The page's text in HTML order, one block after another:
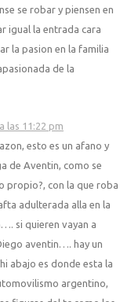
se robar y piensen en
igual la entrada cara
la pasion en la familia
de la
las 11:22 pm
esto es un afano y
de Aventin, como se
propio?, con la que roba
adulterada alla en la
si quieren vayan a
aventin…. hay un
abajo es donde esta la
argentino,